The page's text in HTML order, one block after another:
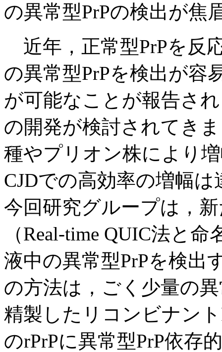
の異常型PrPの検出が焦
近年，正常型PrPを反
の異常型PrPを検出が容
が可能なことが報告さ
の開発が検討されてき
種やプリオン株により
CJDでの高効率の増幅
今回研究グループは，
（Real-time QUIC法と
液中の異常型PrPを検出
の方法は，ごく少量の
精製したリコンビナン
のrPrPに異常型PrP依存